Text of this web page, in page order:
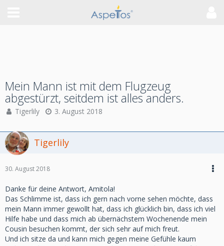
Mein Mann ist mit dem Flugzeug
abgestürzt, seitdem ist alles anders.
Tigerlily 3. August 2018
Tigerlily
30. August 2018
Danke für deine Antwort, Amitola!
Das Schlimme ist, dass ich gern nach vorne sehen möchte, dass
mein Mann immer gewollt hat, dass ich glücklich bin, dass ich viel
Hilfe habe und dass mich ab übernächstem Wochenende mein
Cousin besuchen kommt, der sich sehr auf mich freut.
Und ich sitze da und kann mich gegen meine Gefühle kaum